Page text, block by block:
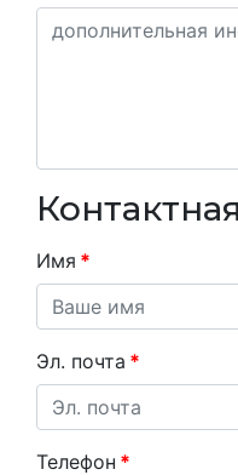
Имя *
Эл. почта *
Телефон *